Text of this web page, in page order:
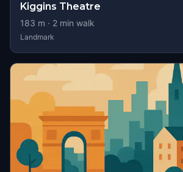
Kiggins Theatre
183 m · 2 min walk
Landmark